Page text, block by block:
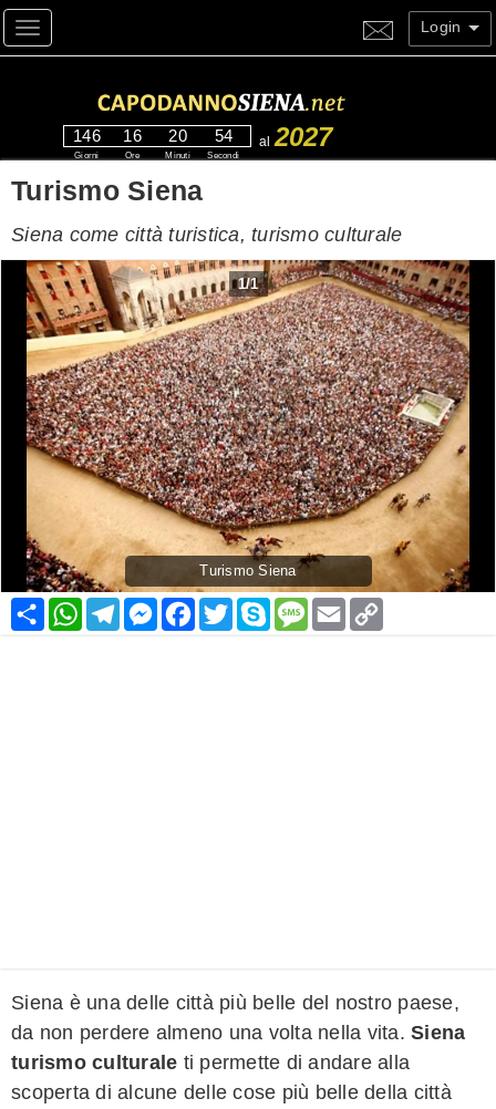
Toggle navigation Login
146
Giorni
16
Ore
20
Minuti
53
Secondi
al 2027
Turismo Siena
Siena come città turistica, turismo culturale
1/1
Turismo Siena
Condividi
WhatsApp
Telegram
Messenger
Facebook
TwitterSkypeMessage
Email
Siena è una delle città più belle del nostro paese,
da non perdere almeno una volta nella vita. Siena
turismo culturale ti permette di andare alla
scoperta di alcune delle cose più belle della città